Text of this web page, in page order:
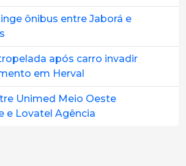
ônibus entre Jaborá e
após carro invadir
em Herval
Unimed Meio Oeste
e Lovatel Agência